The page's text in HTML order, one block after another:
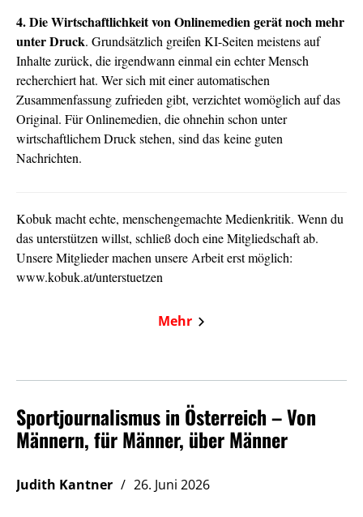
4. Die Wirtschaftlichkeit von Onlinemedien gerät noch mehr
unter Druck. Grundsätzlich greifen KI-Seiten meistens auf
Inhalte zurück, die irgendwann einmal ein echter Mensch
recherchiert hat. Wer sich mit einer automatischen
Zusammenfassung zufrieden gibt, verzichtet womöglich auf das
Original. Für Onlinemedien, die ohnehin schon unter
wirtschaftlichem Druck stehen, sind das keine guten
Nachrichten.
Kobuk macht echte, menschengemachte Medienkritik. Wenn du
das unterstützen willst, schließ doch eine Mitgliedschaft ab.
Unsere Mitglieder machen unsere Arbeit erst möglich:
www.kobuk.at/unterstuetzen
Mehr
Sportjournalismus in Österreich – Von
Männern, für Männer, über Männer
Judith Kantner 26. Juni 2026